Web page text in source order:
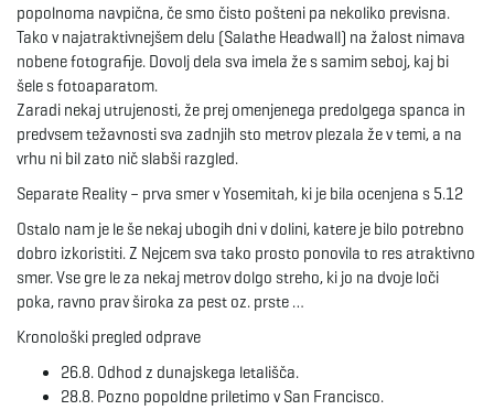
popolnoma navpična, če smo čisto pošteni pa nekoliko previsna.
Tako v najatraktivnejšem delu (Salathe Headwall) na žalost nimava
nobene fotografije. Dovolj dela sva imela že s samim seboj, kaj bi
šele s fotoaparatom.
Zaradi nekaj utrujenosti, že prej omenjenega predolgega spanca in
predvsem težavnosti sva zadnjih sto metrov plezala že v temi, a na
vrhu ni bil zato nič slabši razgled.
Separate Reality – prva smer v Yosemitah, ki je bila ocenjena s 5.12
Ostalo nam je le še nekaj ubogih dni v dolini, katere je bilo potrebno
dobro izkoristiti. Z Nejcem sva tako prosto ponovila to res atraktivno
smer. Vse gre le za nekaj metrov dolgo streho, ki jo na dvoje loči
poka, ravno prav široka za pest oz. prste …
Kronološki pregled odprave
26.8. Odhod z dunajskega letališča.
28.8. Pozno popoldne priletimo v San Francisco.